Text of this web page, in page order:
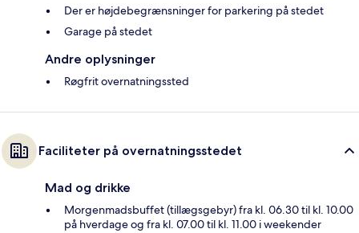
Der er højdebegrænsninger for parkering på stedet
Garage på stedet
Andre oplysninger
Røgfrit overnatningssted
Faciliteter på overnatningsstedet
Mad og drikke
Morgenmadsbuffet (tillægsgebyr) fra kl. 06.30 til kl. 10.00
på hverdage og fra kl. 07.00 til kl. 11.00 i weekender